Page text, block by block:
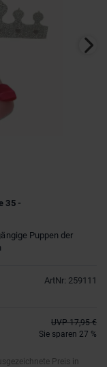
35 -
Puppen der
ArtNr: 259111
UVP 17,95 €
Sie sparen 27 %
Preis in